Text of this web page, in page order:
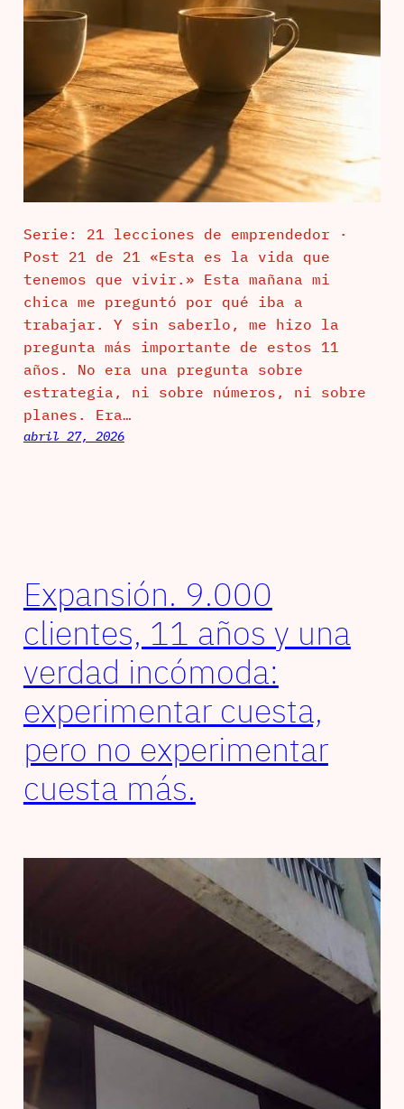
Serie: 21 lecciones de emprendedor ·
Post 21 de 21 «Esta es la vida que
tenemos que vivir.» Esta mañana mi
chica me preguntó por qué iba a
trabajar. Y sin saberlo, me hizo la
pregunta más importante de estos 11
años. No era una pregunta sobre
estrategia, ni sobre números, ni sobre
planes. Era…
abril 27, 2026
Expansión. 9.000
clientes, 11 años y una
verdad incómoda:
experimentar cuesta,
pero no experimentar
cuesta más.